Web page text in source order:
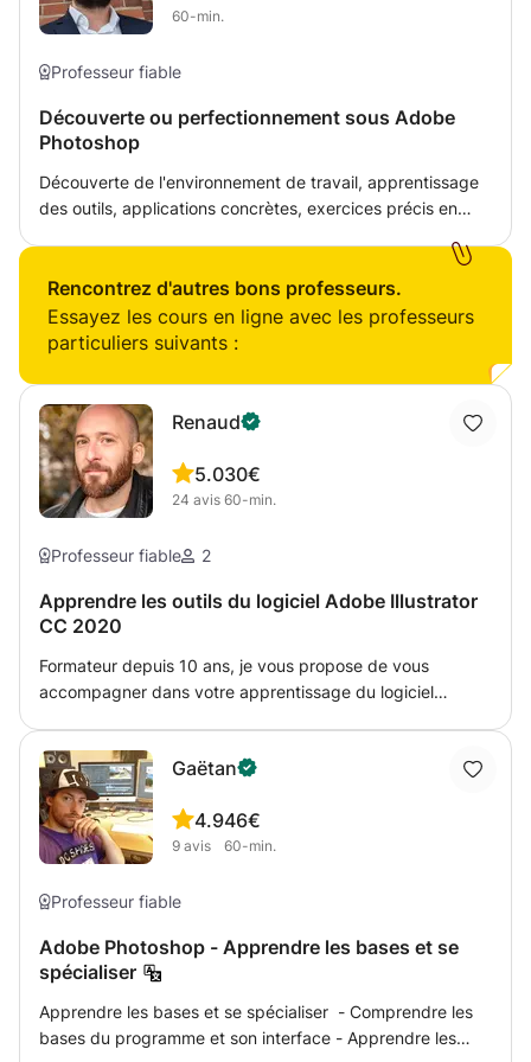
After Effect / Premiére Pro -3DS Max/VRay N'hésitez
60-min.
Professeur fiable
Découverte ou perfectionnement sous Adobe
Photoshop
Découverte de l'environnement de travail, apprentissage
des outils, applications concrètes, exercices précis en
graphisme et/ou retouche photo.
Rencontrez d'autres bons professeurs.
Essayez les cours en ligne avec les professeurs
particuliers suivants :
Renaud
5.0
24 avis
30€
60-min.
Professeur fiable 2
Apprendre les outils du logiciel Adobe Illustrator
CC 2020
Formateur depuis 10 ans, je vous propose de vous
accompagner dans votre apprentissage du logiciel
techniques pédagogiques. Je m'adapte au niveau de
l'étudiant afin de l'aider a maîtriser au mieux les outils
proposés par ce logiciel.
Gaëtan
4.9
9 avis
46€
60-min.
Professeur fiable
Adobe Photoshop - Apprendre les bases et se
spécialiser
Apprendre les bases et se spécialiser - Comprendre les
bases du programme et son interface - Apprendre les